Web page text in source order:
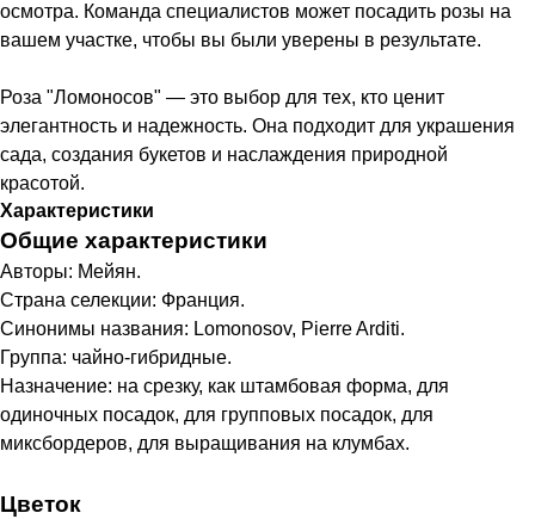
осмотра. Команда специалистов может посадить розы на
вашем участке, чтобы вы были уверены в результате.
Роза "Ломоносов" — это выбор для тех, кто ценит
элегантность и надежность. Она подходит для украшения
сада, создания букетов и наслаждения природной
красотой.
Характеристики
Общие характеристики
Авторы: Мейян.
Страна селекции: Франция.
Синонимы названия: Lomonosov, Pierre Arditi.
Группа: чайно-гибридные.
Назначение: на срезку, как штамбовая форма, для
одиночных посадок, для групповых посадок, для
миксбордеров, для выращивания на клумбах.
Цветок